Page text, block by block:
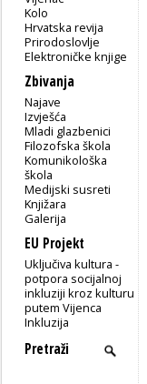
Kolo
Hrvatska revija
Prirodoslovlje
Elektroničke knjige
Zbivanja
Najave
Izvješća
Mladi glazbenici
Filozofska škola
Komunikološka
škola
Medijski susreti
Knjižara
Galerija
EU Projekt
Uključiva kultura -
potpora socijalnoj
inkluziji kroz kulturu
putem Vijenca
Inkluzija